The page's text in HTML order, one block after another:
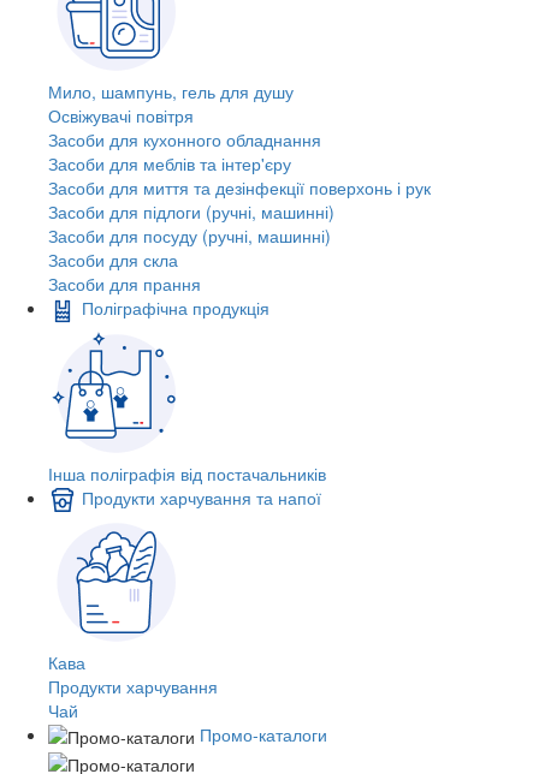
Мило, шампунь, гель для душу
Освіжувачі повітря
Засоби для кухонного обладнання
Засоби для меблів та інтер'єру
Засоби для миття та дезінфекції поверхонь і рук
Засоби для підлоги (ручні, машинні)
Засоби для посуду (ручні, машинні)
Засоби для скла
Засоби для прання
Поліграфічна продукція
Інша поліграфія від постачальників
Продукти харчування та напої
Кава
Продукти харчування
Чай
Промо-каталоги